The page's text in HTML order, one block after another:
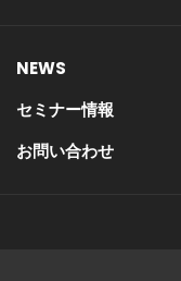
NEWS
セミナー情報
お問い合わせ